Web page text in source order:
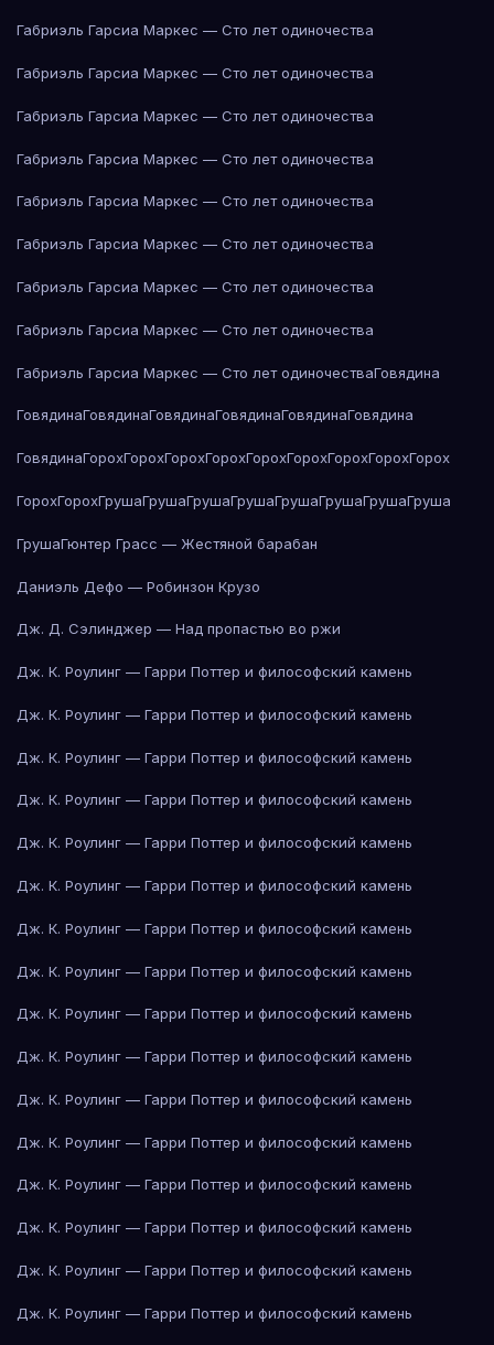
Габриэль Гарсиа Маркес — Сто лет одиночества
Габриэль Гарсиа Маркес — Сто лет одиночества
Габриэль Гарсиа Маркес — Сто лет одиночества
Габриэль Гарсиа Маркес — Сто лет одиночества
Габриэль Гарсиа Маркес — Сто лет одиночества
Габриэль Гарсиа Маркес — Сто лет одиночества
Габриэль Гарсиа Маркес — Сто лет одиночества
Габриэль Гарсиа Маркес — Сто лет одиночества
Габриэль Гарсиа Маркес — Сто лет одиночестваГовядина
ГовядинаГовядинаГовядинаГовядинаГовядинаГовядина
ГовядинаГорохГорохГорохГорохГорохГорохГорохГорохГорох
ГорохГорохГрушаГрушаГрушаГрушаГрушаГрушаГрушаГруша
ГрушаГюнтер Грасс — Жестяной барабан
Даниэль Дефо — Робинзон Крузо
Дж. Д. Сэлинджер — Над пропастью во ржи
Дж. К. Роулинг — Гарри Поттер и философский камень
Дж. К. Роулинг — Гарри Поттер и философский камень
Дж. К. Роулинг — Гарри Поттер и философский камень
Дж. К. Роулинг — Гарри Поттер и философский камень
Дж. К. Роулинг — Гарри Поттер и философский камень
Дж. К. Роулинг — Гарри Поттер и философский камень
Дж. К. Роулинг — Гарри Поттер и философский камень
Дж. К. Роулинг — Гарри Поттер и философский камень
Дж. К. Роулинг — Гарри Поттер и философский камень
Дж. К. Роулинг — Гарри Поттер и философский камень
Дж. К. Роулинг — Гарри Поттер и философский камень
Дж. К. Роулинг — Гарри Поттер и философский камень
Дж. К. Роулинг — Гарри Поттер и философский камень
Дж. К. Роулинг — Гарри Поттер и философский камень
Дж. К. Роулинг — Гарри Поттер и философский камень
Дж. К. Роулинг — Гарри Поттер и философский камень